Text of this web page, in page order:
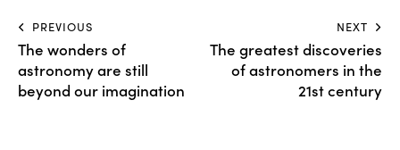
PREVIOUS
The wonders of
astronomy are still
beyond our imagination
NEXT
The greatest discoveries
of astronomers in the
21st century